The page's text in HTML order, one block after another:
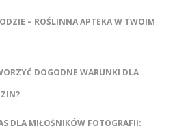
– ROŚLINNA APTEKA W TWOIM
DOGODNE WARUNKI DLA
DLA MIŁOŚNIKÓW FOTOGRAFII: